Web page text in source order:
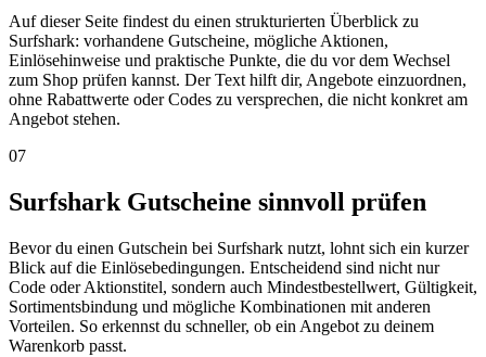
Auf dieser Seite findest du einen strukturierten Überblick zu
Surfshark: vorhandene Gutscheine, mögliche Aktionen,
Einlösehinweise und praktische Punkte, die du vor dem Wechsel
zum Shop prüfen kannst. Der Text hilft dir, Angebote einzuordnen,
ohne Rabattwerte oder Codes zu versprechen, die nicht konkret am
Angebot stehen.
07
Surfshark Gutscheine sinnvoll prüfen
Bevor du einen Gutschein bei Surfshark nutzt, lohnt sich ein kurzer
Blick auf die Einlösebedingungen. Entscheidend sind nicht nur
Code oder Aktionstitel, sondern auch Mindestbestellwert, Gültigkeit,
Sortimentsbindung und mögliche Kombinationen mit anderen
Vorteilen. So erkennst du schneller, ob ein Angebot zu deinem
Warenkorb passt.